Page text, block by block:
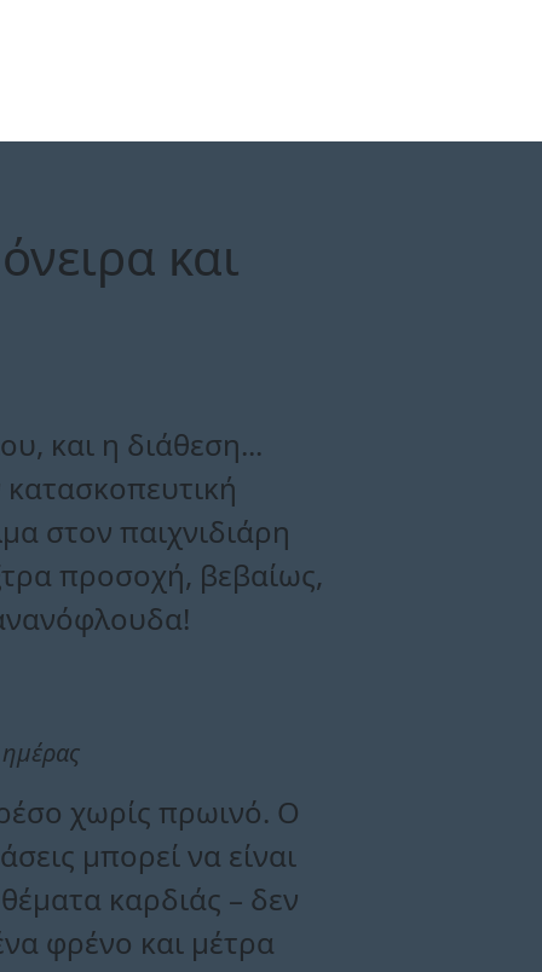
και
και η διάθεση...
στον παιχνιδιάρη
προσοχή, βεβαίως,
χωρίς πρωινό. Ο
μπορεί να είναι
καρδιάς – δεν
φρένο και μέτρα